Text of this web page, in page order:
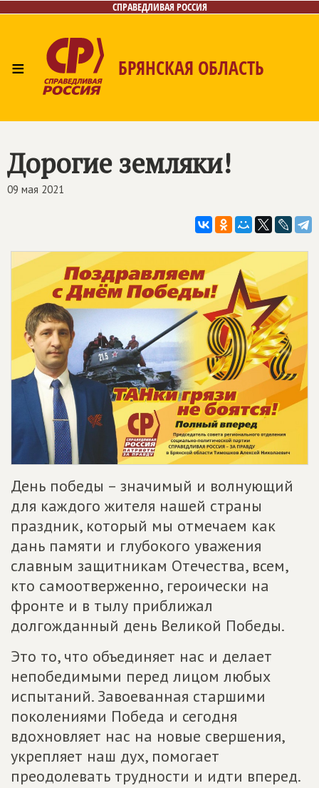
СПРАВЕДЛИВАЯ РОССИЯ
≡ БРЯНСКАЯ ОБЛАСТЬ
Дорогие земляки!
09 мая 2021
День победы – значимый и волнующий
для каждого жителя нашей страны
праздник, который мы отмечаем как
дань памяти и глубокого уважения
славным защитникам Отечества, всем,
кто самоотверженно, героически на
фронте и в тылу приближал
долгожданный день Великой Победы.
Это то, что объединяет нас и делает
непобедимыми перед лицом любых
испытаний. Завоеванная старшими
поколениями Победа и сегодня
вдохновляет нас на новые свершения,
укрепляет наш дух, помогает
преодолевать трудности и идти вперед.